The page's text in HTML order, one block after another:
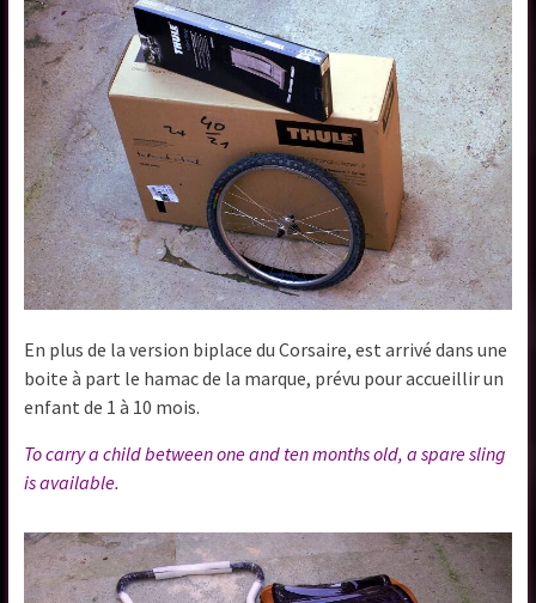
En plus de la version biplace du Corsaire, est arrivé dans une
boite à part le hamac de la marque, prévu pour accueillir un
enfant de 1 à 10 mois.
To carry a child between one and ten months old, a spare sling
is available.